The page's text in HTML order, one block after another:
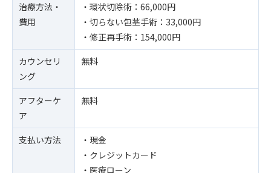
治療方法・
費用
・環状切除術：66,000円
・切らない包茎手術：33,000円
・修正再手術：154,000円
カウンセリ
ング
無料
アフターケ
ア
無料
支払い方法
・現金
・クレジットカード
・医療ローン